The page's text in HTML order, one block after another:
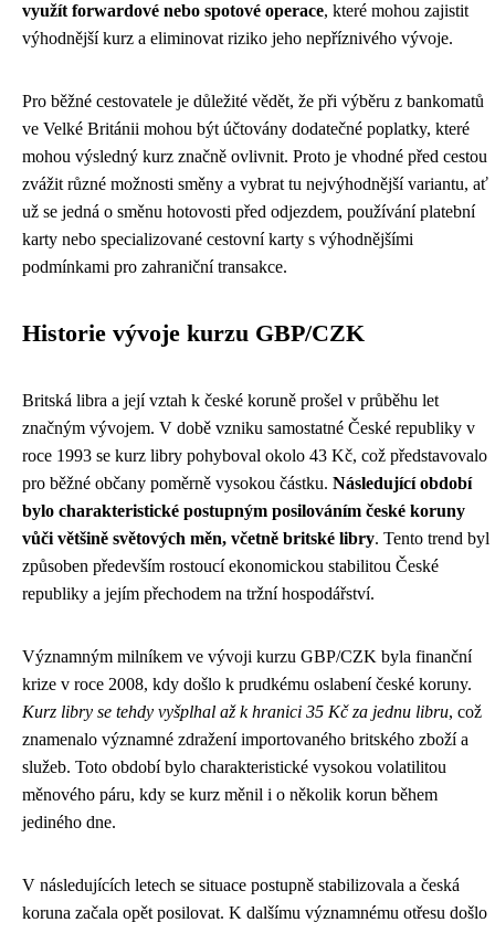
využít forwardové nebo spotové operace, které mohou zajistit
výhodnější kurz a eliminovat riziko jeho nepříznivého vývoje.
Pro běžné cestovatele je důležité vědět, že při výběru z bankomatů
ve Velké Británii mohou být účtovány dodatečné poplatky, které
mohou výsledný kurz značně ovlivnit. Proto je vhodné před cestou
zvážit různé možnosti směny a vybrat tu nejvýhodnější variantu, ať
už se jedná o směnu hotovosti před odjezdem, používání platební
karty nebo specializované cestovní karty s výhodnějšími
podmínkami pro zahraniční transakce.
Historie vývoje kurzu GBP/CZK
Britská libra a její vztah k české koruně prošel v průběhu let
značným vývojem. V době vzniku samostatné České republiky v
roce 1993 se kurz libry pohyboval okolo 43 Kč, což představovalo
pro běžné občany poměrně vysokou částku. Následující období
bylo charakteristické postupným posilováním české koruny
vůči většině světových měn, včetně britské libry. Tento trend byl
způsoben především rostoucí ekonomickou stabilitou České
republiky a jejím přechodem na tržní hospodářství.
Významným milníkem ve vývoji kurzu GBP/CZK byla finanční
krize v roce 2008, kdy došlo k prudkému oslabení české koruny.
Kurz libry se tehdy vyšplhal až k hranici 35 Kč za jednu libru, což
znamenalo významné zdražení importovaného britského zboží a
služeb. Toto období bylo charakteristické vysokou volatilitou
měnového páru, kdy se kurz měnil i o několik korun během
jediného dne.
V následujících letech se situace postupně stabilizovala a česká
koruna začala opět posilovat. K dalšímu významnému otřesu došlo